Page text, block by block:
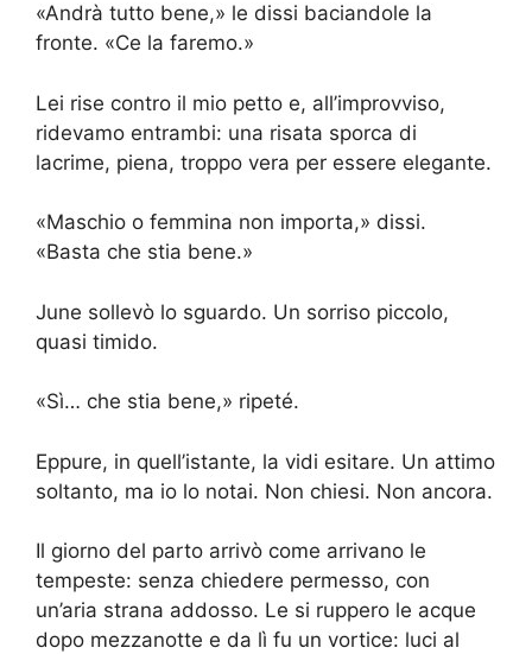
«Andrà tutto bene,» le dissi baciandole la
fronte. «Ce la faremo.»
Lei rise contro il mio petto e, all’improvviso,
ridevamo entrambi: una risata sporca di
lacrime, piena, troppo vera per essere elegante.
«Maschio o femmina non importa,» dissi.
«Basta che stia bene.»
June sollevò lo sguardo. Un sorriso piccolo,
quasi timido.
«Sì… che stia bene,» ripeté.
Eppure, in quell’istante, la vidi esitare. Un attimo
soltanto, ma io lo notai. Non chiesi. Non ancora.
Il giorno del parto arrivò come arrivano le
tempeste: senza chiedere permesso, con
un’aria strana addosso. Le si ruppero le acque
dopo mezzanotte e da lì fu un vortice: luci al